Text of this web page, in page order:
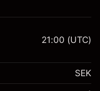
SEK 1,000.00
%
21:00 (UTC)
SEK